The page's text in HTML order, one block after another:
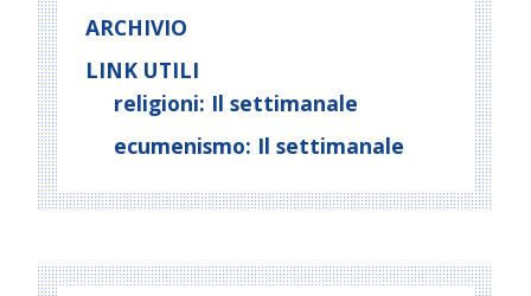
ARCHIVIO
LINK UTILI
religioni: Il settimanale
ecumenismo: Il settimanale